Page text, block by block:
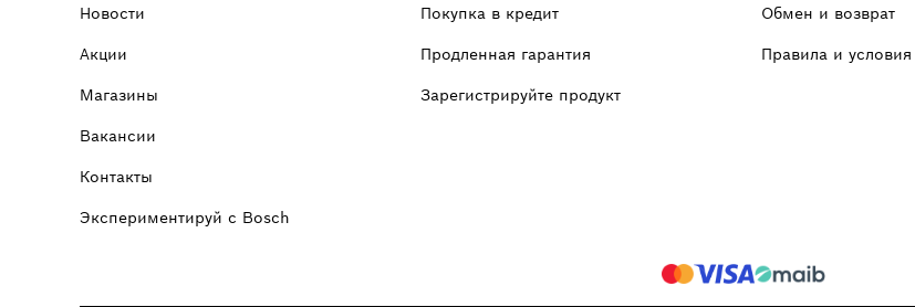
Новости
Акции
Магазины
Вакансии
Контакты
Экспериментируй с Bosch
Покупка в кредит
Продленная гарантия
Зарегистрируйте продукт
Обмен и возврат
Правила и условия